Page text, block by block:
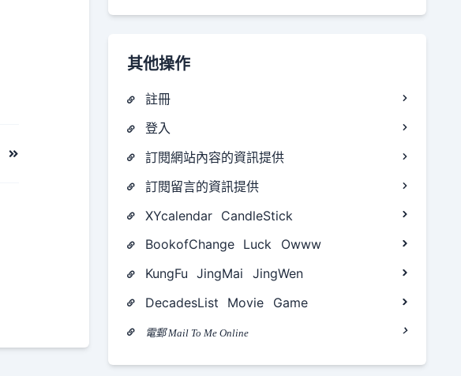
其他操作
註冊
登入
訂閱網站內容的資訊提供
訂閱留言的資訊提供
XYcalendar
CandleStick
BookofChange
Luck
Owww
KungFu
JingMai
JingWen
DecadesList
Movie Game
電郵 Mail To Me Online